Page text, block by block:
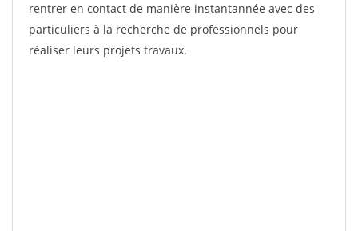
rentrer en contact de manière instantannée avec des
particuliers à la recherche de professionnels pour
réaliser leurs projets travaux.